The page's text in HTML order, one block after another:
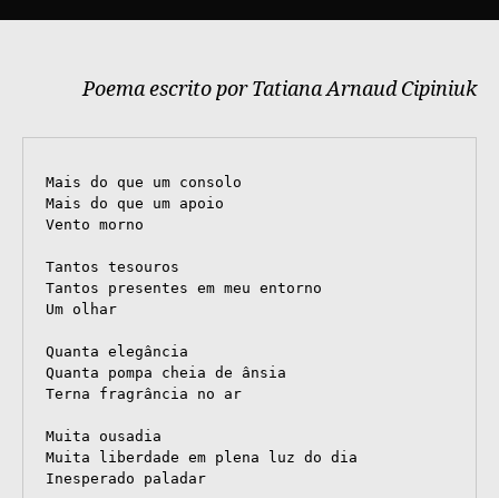
Poema escrito por Tatiana Arnaud Cipiniuk
Mais do que um consolo
Mais do que um apoio
Vento morno
Tantos tesouros
Tantos presentes em meu entorno
Um olhar
Quanta elegância
Quanta pompa cheia de ânsia
Terna fragrância no ar
Muita ousadia
Muita liberdade em plena luz do dia
Inesperado paladar